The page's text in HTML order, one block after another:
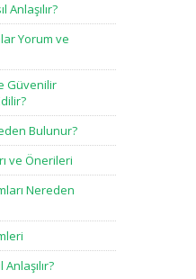
Anlaşılır?
Yorum ve
Güvenilir
Bulunur?
ve Önerileri
Nereden